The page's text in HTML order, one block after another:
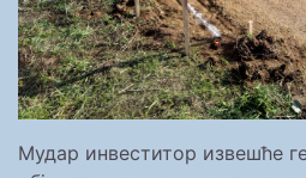
Мудар инвеститор извешће